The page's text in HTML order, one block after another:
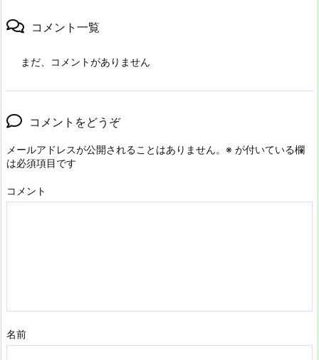
コメント一覧
まだ、コメントがありません
コメントをどうぞ
メールアドレスが公開されることはありません。 ※ が付いている欄
は必須項目です
コメント
名前